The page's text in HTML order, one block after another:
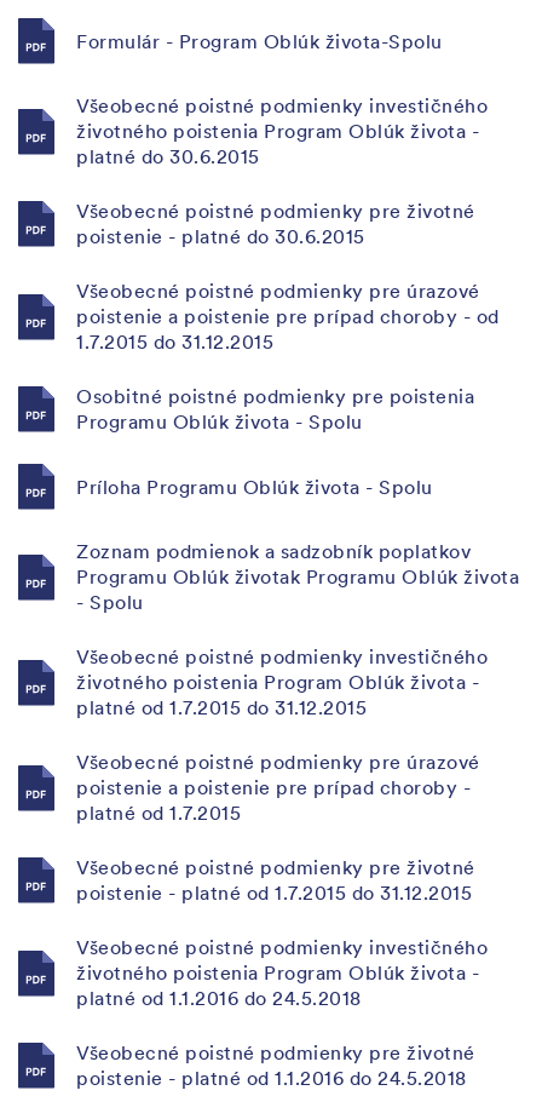
Formulár - Program Oblúk života-Spolu
Všeobecné poistné podmienky investičného
životného poistenia Program Oblúk života -
platné do 30.6.2015
Všeobecné poistné podmienky pre životné
poistenie - platné do 30.6.2015
Všeobecné poistné podmienky pre úrazové
poistenie a poistenie pre prípad choroby - od
1.7.2015 do 31.12.2015
Osobitné poistné podmienky pre poistenia
Programu Oblúk života - Spolu
Príloha Programu Oblúk života - Spolu
Zoznam podmienok a sadzobník poplatkov
Programu Oblúk životak Programu Oblúk života
- Spolu
Všeobecné poistné podmienky investičného
životného poistenia Program Oblúk života -
platné od 1.7.2015 do 31.12.2015
Všeobecné poistné podmienky pre úrazové
poistenie a poistenie pre prípad choroby -
platné od 1.7.2015
Všeobecné poistné podmienky pre životné
poistenie - platné od 1.7.2015 do 31.12.2015
Všeobecné poistné podmienky investičného
životného poistenia Program Oblúk života -
platné od 1.1.2016 do 24.5.2018
Všeobecné poistné podmienky pre životné
poistenie - platné od 1.1.2016 do 24.5.2018